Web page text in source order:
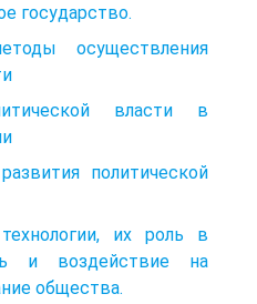
государство.
осуществления
власти в
политической
их роль в
и воздействие на
общества.